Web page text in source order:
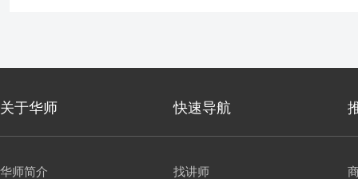
关于华师 快速导航
华师简介 找讲师